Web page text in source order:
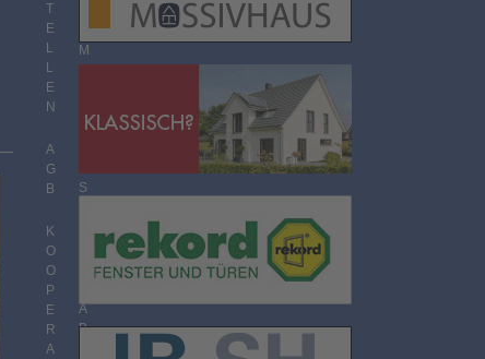
T
E
L
L
E
N
A
G
B
K
O
O
P
E
R
A
M
B
S
A
B